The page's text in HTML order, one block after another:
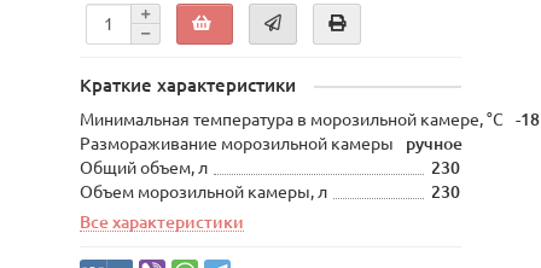
Краткие характеристики
Минимальная температура в морозильной камере, °C
-18
Размораживание морозильной камеры
ручное
Общий объем, л
230
Объем морозильной камеры, л
230
Все характеристики